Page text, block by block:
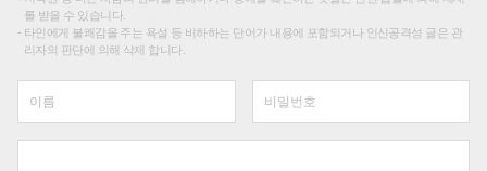
를 받을 수 있습니다.
타인에게 불쾌감을 주는 욕설 등 비하하는 단어가 내용에 포함되거나 인신공격성 글은 관
리자의 판단에 의해 삭제 합니다.